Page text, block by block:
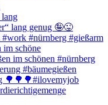
im schöne